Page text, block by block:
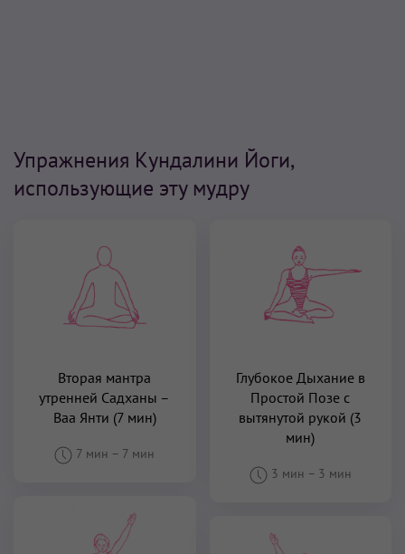
Упражнения Кундалини Йоги,
использующие эту мудру
Вторая мантра
утренней Садханы –
Ваа Янти (7 мин)
7 мин – 7 мин
Глубокое Дыхание в
Простой Позе с
вытянутой рукой (3
мин)
3 мин – 3 мин